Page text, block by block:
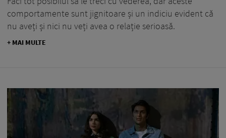
comportamente sunt jignitoare și un indiciu evident că
nu aveți și nici nu veți avea o relație serioasă.
+ MAI MULTE